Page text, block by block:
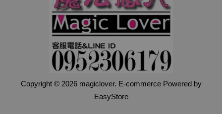
Copyright © 2026 magiclover. E-commerce Powered by
EasyStore